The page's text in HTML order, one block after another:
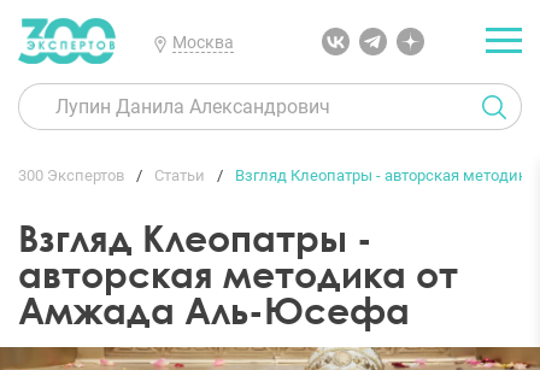
Москва
300 Экспертов Статьи Взгляд Клеопатры - авторская
Взгляд Клеопатры -
авторская методика от
Амжада Аль-Юсефа